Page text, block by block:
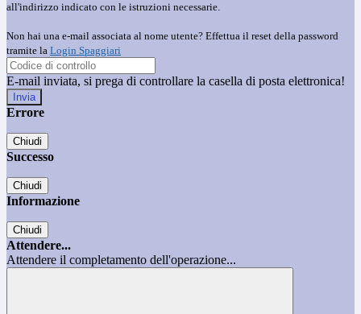
all'indirizzo indicato con le istruzioni necessarie.
Non hai una e-mail associata al nome utente? Effettua il reset della password
tramite la Login Spaggiari
E-mail inviata, si prega di controllare la casella di posta elettronica!
Errore
Chiudi
Successo
Chiudi
Informazione
Chiudi
Attendere...
Attendere il completamento dell'operazione...